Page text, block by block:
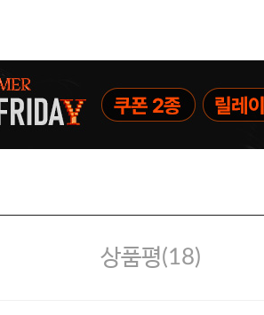
상품평(18)